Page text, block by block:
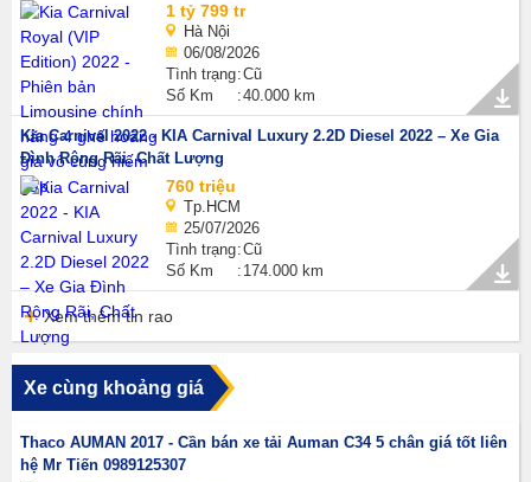
1 tỷ 799 tr
Hà Nội
06/08/2026
Tình trạng Cũ
Số Km
40.000 km
Kia Carnival 2022 - KIA Carnival Luxury 2.2D Diesel 2022 – Xe Gia
Đình Rộng Rãi, Chất Lượng
760 triệu
Tp.HCM
25/07/2026
Tình trạng Cũ
Số Km
174.000 km
Xem thêm tin rao
Xe cùng khoảng giá
Thaco AUMAN 2017 - Cần bán xe tải Auman C34 5 chân giá tốt liên
hệ Mr Tiến 0989125307